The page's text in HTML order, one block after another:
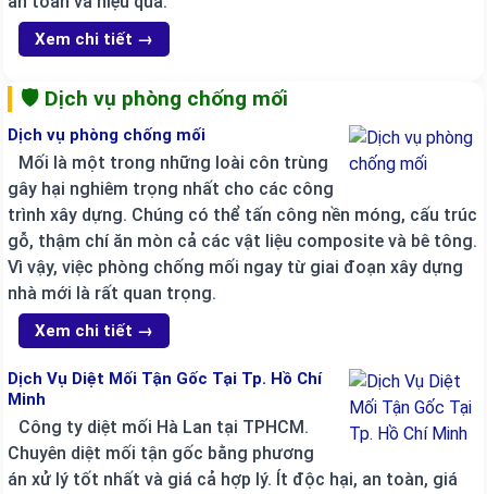
Xem chi tiết →
🛡️ Dịch vụ phòng chống mối
Dịch vụ phòng chống mối
Mối là một trong những loài côn trùng
gây hại nghiêm trọng nhất cho các công
trình xây dựng. Chúng có thể tấn công nền móng, cấu trúc
gỗ, thậm chí ăn mòn cả các vật liệu composite và bê tông.
Vì vậy, việc phòng chống mối ngay từ giai đoạn xây dựng
nhà mới là rất quan trọng.
Xem chi tiết →
Dịch Vụ Diệt Mối Tận Gốc Tại Tp. Hồ Chí
Minh
Công ty diệt mối Hà Lan tại TPHCM.
Chuyên diệt mối tận gốc bằng phương
án xử lý tốt nhất và giá cả hợp lý. Ít độc hại, an toàn, giá